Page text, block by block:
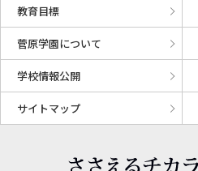
教育目標
菅原学園について
学校情報公開
サイトマップ